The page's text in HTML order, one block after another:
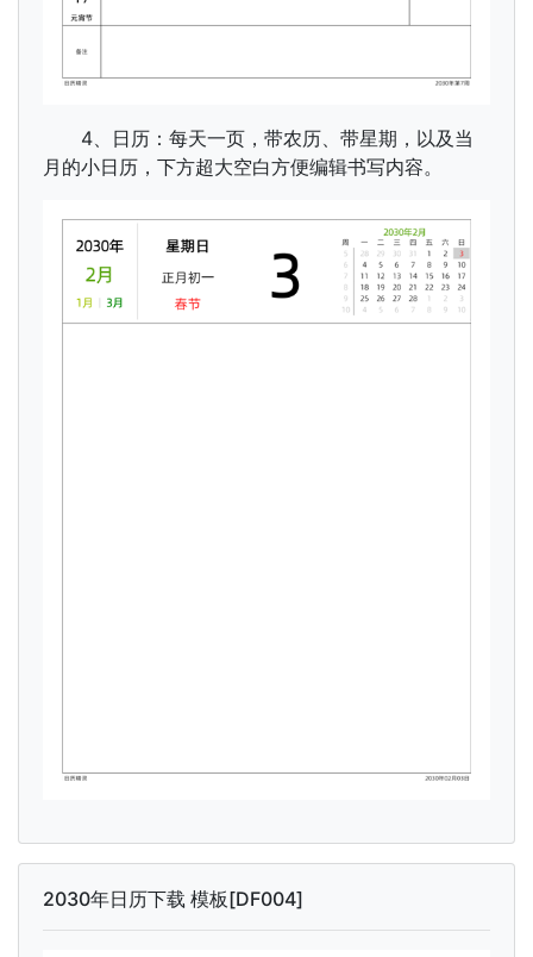
4、日历：每天一页，带农历、带星期，以及当
月的小日历，下方超大空白方便编辑书写内容。
2030年日历下载 模板[DF004]